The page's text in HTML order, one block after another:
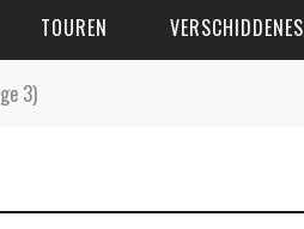
TOUREN VERSCHIDDENES
3)